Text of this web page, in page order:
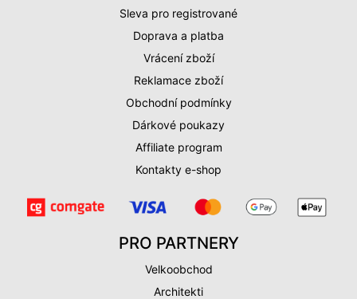
Sleva pro registrované
Doprava a platba
Vrácení zboží
Reklamace zboží
Obchodní podmínky
Dárkové poukazy
Affiliate program
Kontakty e-shop
PRO PARTNERY
Velkoobchod
Architekti